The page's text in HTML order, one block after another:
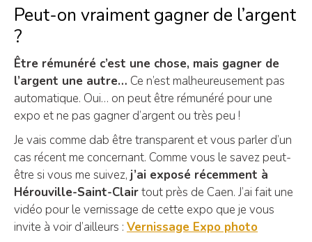
Peut-on vraiment gagner de l’argent
?
Être rémunéré c’est une chose, mais gagner de
l’argent une autre… Ce n’est malheureusement pas
automatique. Oui… on peut être rémunéré pour une
expo et ne pas gagner d’argent ou très peu !
Je vais comme dab être transparent et vous parler d’un
cas récent me concernant. Comme vous le savez peut-
être si vous me suivez, j’ai exposé récemment à
Hérouville-Saint-Clairtout près de Caen. J’ai fait une
vidéo pour le vernissage de cette expo que je vous
invite à voir d’ailleurs : Vernissage Expo photo